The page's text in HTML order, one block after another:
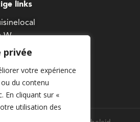
privée
votre expérience
du contenu
En cliquant sur «
utilisation des
links
W
minister van Landbouw